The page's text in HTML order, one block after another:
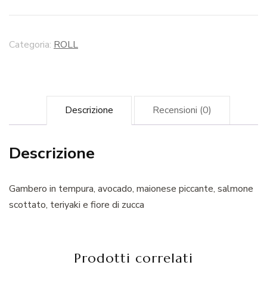
Categoria: ROLL
Descrizione Recensioni (0)
Descrizione
Gambero in tempura, avocado, maionese piccante, salmone
scottato, teriyaki e fiore di zucca
Prodotti correlati